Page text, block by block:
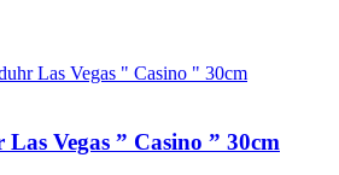
Vegas ” Casino ” 30cm